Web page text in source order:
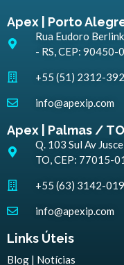
Apex | Porto
Rua Eudoro
- RS, CEP: 90450-
+55 (51) 2312-
info@apexip.com
Apex | Palmas / TO
Q. 103 Sul Av
TO, CEP: 77015-
+55 (63) 3142-
info@apexip.com
Links Úteis
Blog | Notícias